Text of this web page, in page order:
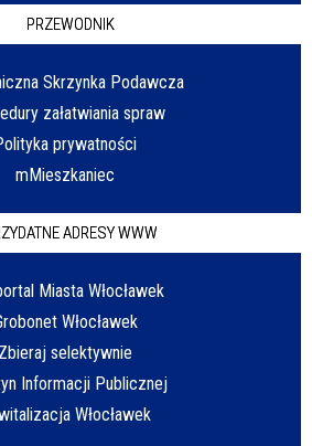
PRZEWODNIK
Skrzynka Podawcza
załatwiania spraw
prywatności
mMieszkaniec
ADRESY WWW
Miasta Włocławek
Włocławek
Zbieraj selektywnie
Informacji Publicznej
Włocławek